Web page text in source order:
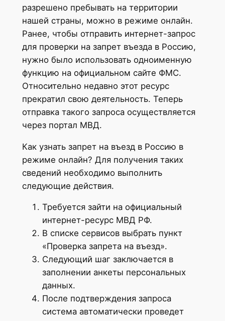
разрешено пребывать на территории
нашей страны, можно в режиме онлайн.
Ранее, чтобы отправить интернет-запрос
для проверки на запрет въезда в Россию,
нужно было использовать одноименную
функцию на официальном сайте ФМС.
Относительно недавно этот ресурс
прекратил свою деятельность. Теперь
отправка такого запроса осуществляется
через портал МВД.
Как узнать запрет на въезд в Россию в
режиме онлайн? Для получения таких
сведений необходимо выполнить
следующие действия.
Требуется зайти на официальный
интернет-ресурс МВД РФ.
В списке сервисов выбрать пункт
«Проверка запрета на въезд».
Следующий шаг заключается в
заполнении анкеты персональных
данных.
После подтверждения запроса
система автоматически проведет